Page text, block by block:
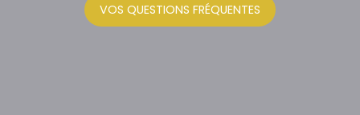
VOS QUESTIONS FRÉQUENTES